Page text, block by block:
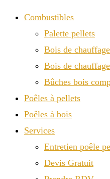
Combustibles
Palette pellets
Bois de
Bois de
Bûches bois
Poêles à pellets
Poêles à bois
Services
Entretien poêle
Devis Gratuit